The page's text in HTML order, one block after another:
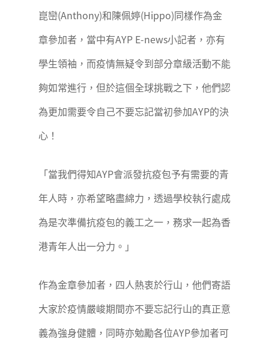
崑巒(Anthony)和陳佩婷(Hippo)同樣作為金
章參加者，當中有AYP E-news小記者，亦有
學生領袖，而疫情無疑令到部分章級活動不能
夠如常進行，但於這個全球挑戰之下，他們認
為更加需要令自己不要忘記當初參加AYP的決
心！
「當我們得知AYP會派發抗疫包予有需要的青
年人時，亦希望略盡綿力，透過學校執行處成
為是次準備抗疫包的義工之一，務求一起為香
港青年人出一分力。」
作為金章參加者，四人熱衷於行山，他們寄語
大家於疫情嚴峻期間亦不要忘記行山的真正意
義為強身健體，同時亦勉勵各位AYP參加者可